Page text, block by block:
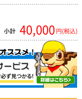
小計 40,000 円(税込)